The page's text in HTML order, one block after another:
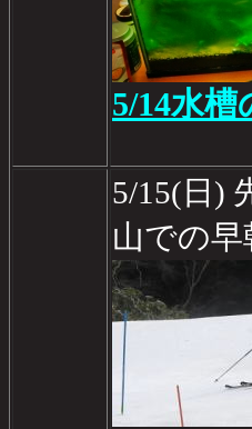
5/14水槽
5/15(日)
山での早